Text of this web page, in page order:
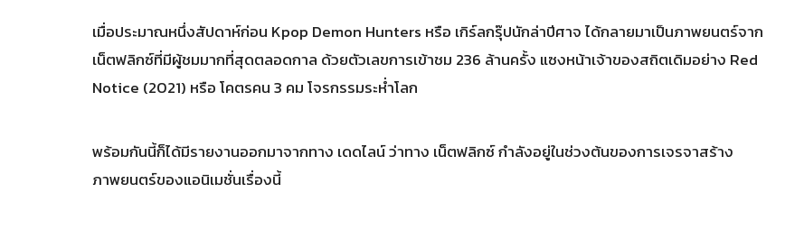
เมื่อประมาณหนึ่งสัปดาห์ก่อน Kpop Demon Hunters หรือ เกิร์ลกรุ๊ปนักล่าปีศาจ ได้กลายมาเป็นภาพยนตร์จาก
เน็ตฟลิกซ์ที่มีผู้ชมมากที่สุดตลอดกาล ด้วยตัวเลขการเข้าชม 236 ล้านครั้ง แซงหน้าเจ้าของสถิตเดิมอย่าง Red
Notice (2021) หรือ โคตรคน 3 คม โจรกรรมระห่ำโลก
พร้อมกันนี้ก็ได้มีรายงานออกมาจากทาง เดดไลน์ ว่าทาง เน็ตฟลิกซ์ กำลังอยู่ในช่วงต้นของการเจรจาสร้าง
ภาพยนตร์ของแอนิเมชั่นเรื่องนี้